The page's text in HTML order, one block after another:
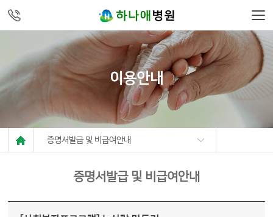
이용안내
증명서발급 및 비급여안내
증명서발급 및 비급여안내